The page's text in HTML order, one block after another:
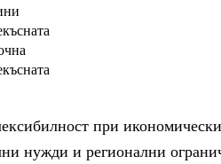
при
нужди и регионални